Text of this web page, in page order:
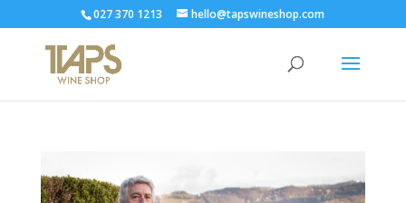
027 370 1213 hello@tapswineshop.com